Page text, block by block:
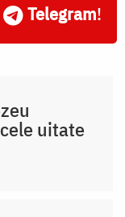
Telegram!
uitate